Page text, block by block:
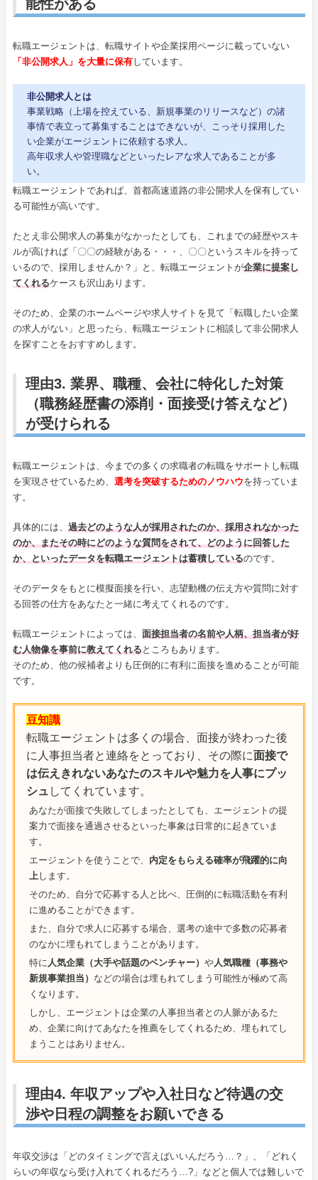
能性がある
転職エージェントは、転職サイトや企業採用ページに載っていない
「非公開求人」を大量に保有しています。
非公開求人とは
事業戦略（上場を控えている、新規事業のリリースなど）の諸
事情で表立って募集することはできないが、こっそり採用した
い企業がエージェントに依頼する求人。
高年収求人や管理職などといったレアな求人であることが多
い。
転職エージェントであれば、首都高速道路の非公開求人を保有してい
る可能性が高いです。
たとえ非公開求人の募集がなかったとしても、これまでの経歴やスキ
ルが高ければ「〇〇の経験がある・・・、〇〇というスキルを持って
いるので、採用しませんか？」と、転職エージェントが企業に提案し
てくれるケースも沢山あります。
そのため、企業のホームページや求人サイトを見て「転職したい企業
の求人がない」と思ったら、転職エージェントに相談して非公開求人
を探すことをおすすめします。
理由3. 業界、職種、会社に特化した対策
（職務経歴書の添削・面接受け答えなど）
が受けられる
転職エージェントは、今までの多くの求職者の転職をサポートし転職
を実現させているため、 選考を突破するためのノウハウを持っていま
す。
具体的には、 過去どのような人が採用されたのか、採用されなかった
のか、またその時にどのような質問をされて、どのように回答した
か、といったデータを転職エージェントは蓄積しているのです。
そのデータをもとに模擬面接を行い、志望動機の伝え方や質問に対す
る回答の仕方をあなたと一緒に考えてくれるのです。
転職エージェントによっては、 面接担当者の名前や人柄、担当者が好
む人物像を事前に教えてくれるところもあります。
そのため、他の候補者よりも圧倒的に有利に面接を進めることが可能
です。
豆知識
転職エージェントは多くの場合、面接が終わった後
に人事担当者と連絡をとっており、その際に面接で
は伝えきれないあなたのスキルや魅力を人事にプッ
シュ してくれています。
あなたが面接で失敗してしまったとしても、エージェントの提
案力で面接を通過させるといった事象は日常的に起きていま
す。
エージェントを使うことで、 内定をもらえる確率が飛躍的に向
上します。
そのため、自分で応募する人と比べ、圧倒的に転職活動を有利
に進めることができます。
また、自分で求人に応募する場合、選考の途中で多数の応募者
のなかに埋もれてしまうことがあります。
特に人気企業（大手や話題のベンチャー） や人気職種（事務や
新規事業担当） などの場合は埋もれてしまう可能性が極めて高
くなります。
しかし、エージェントは企業の人事担当者との人脈があるた
め、企業に向けてあなたを推薦をしてくれるため、埋もれてし
まうことはありません。
理由4. 年収アップや入社日など待遇の交
渉や日程の調整をお願いできる
年収交渉は「どのタイミングで言えばいいんだろう…？」、「どれく
らいの年収なら受け入れてくれるだろう…?」などと個人では難しいで